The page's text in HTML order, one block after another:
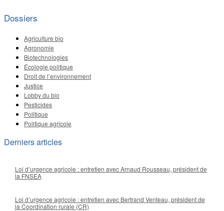
Dossiers
Agriculture bio
Agronomie
Biotechnologies
Écologie politique
Droit de l’environnement
Justice
Lobby du bio
Pesticides
Politique
Politique agricole
Derniers articles
Loi d’urgence agricole : entretien avec Arnaud Rousseau, président de
la FNSEA
Loi d’urgence agricole : entretien avec Bertrand Venteau, président de
la Coordination rurale (CR)